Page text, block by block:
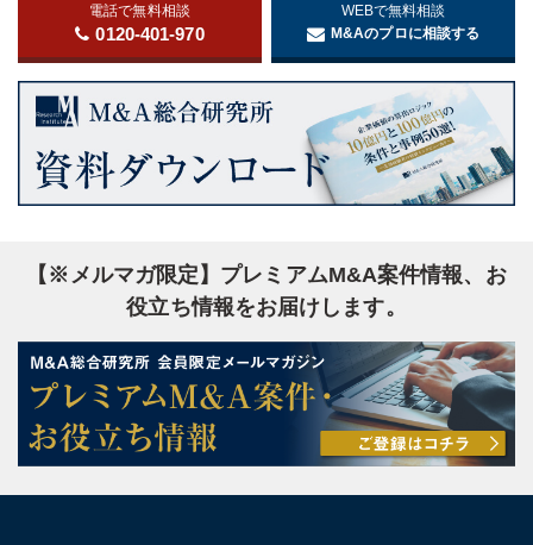
電話で無料相談
0120-401-970
WEBで無料相談
M&Aのプロに相談する
【※メルマガ限定】プレミアムM&A案件情報、お
役立ち情報をお届けします。